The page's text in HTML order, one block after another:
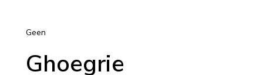
Geen
Ghoegrie